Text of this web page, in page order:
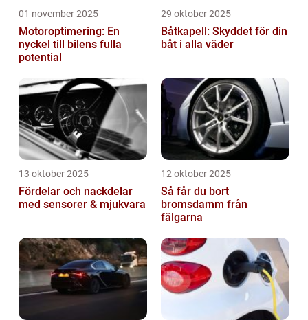
01 november 2025
Motoroptimering: En
nyckel till bilens fulla
potential
29 oktober 2025
Båtkapell: Skyddet för din
båt i alla väder
13 oktober 2025
Fördelar och nackdelar
med sensorer & mjukvara
12 oktober 2025
Så får du bort
bromsdamm från
fälgarna